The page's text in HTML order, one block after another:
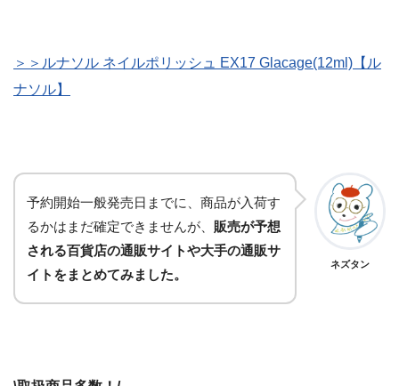
＞＞ルナソル ネイルポリッシュ EX17 Glacage(12ml)【ル
ナソル】
予約開始一般発売日までに、商品が入荷す
るかはまだ確定できませんが、 販売が予想
される百貨店の通販サイトや大手の通販サ
イトをまとめてみました。
ネズタン